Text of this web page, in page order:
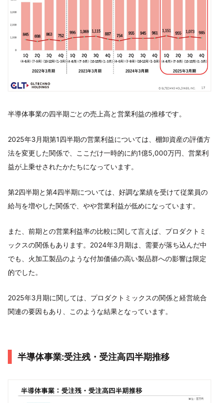
半導体事業の四半期ごとの売上高と営業利益の推移です。
2025年3月期第1四半期の営業利益については、棚卸資産の評価方
法を変更した関係で、ここだけ一時的に約1億5,000万円、営業利
益が上乗せされたかたちになっています。
第2四半期と第4四半期については、好調な業績を受けて従業員の
給与を増やした関係で、やや営業利益が低めになっています。
また、前期との営業利益率の比較に関して言えば、プロダクトミ
ックスの関係もあります。2024年3月期は、需要が落ち込んだ中
でも、火加工製品のような付加価値の高い製品群への影響は限定
的でした。
2025年3月期に関しては、プロダクトミックスの関係と経営統合
関連の要因もあり、このような結果となっています。
半導体事業:受注残・受注高四半期推移